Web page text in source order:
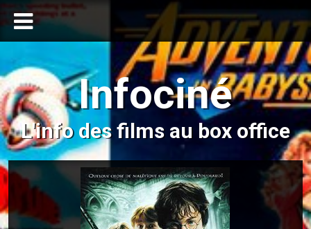
Infociné
L'info des films au box office